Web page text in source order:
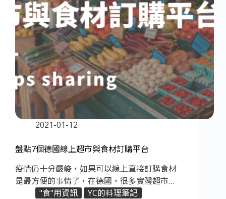
2021-01-12
盤點7個德國線上超市與食材訂購平台
疫情仍十分嚴峻，如果可以線上直接訂購食材
是最方便的事情了，在德國，很多實體超市…
"食"用資訊
YC的料理筆記